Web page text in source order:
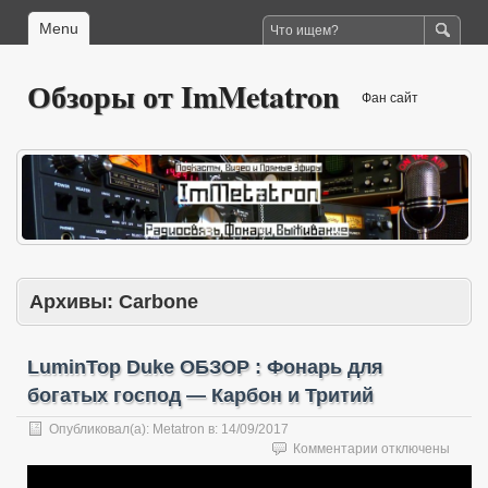
Menu
Обзоры от ImMetatron Фан сайт
Архивы: Carbone
LuminTop Duke ОБЗОР : Фонарь для
богатых господ — Карбон и Тритий
Опубликовал(а): Metatron в: 14/09/2017
Комментарии к
записи
отключены